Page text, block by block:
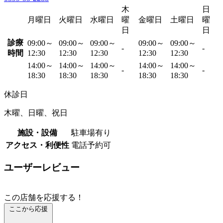
月曜日 火曜日 水曜日
木
曜
日
金曜日 土曜日
日
曜
日
診療
時間
09:00～
12:30
09:00～
12:30
09:00～
12:30
-
09:00～
12:30
09:00～
12:30
-
14:00～
18:30
14:00～
18:30
14:00～
18:30
-
14:00～
18:30
14:00～
18:30
-
休診日
木曜、日曜、祝日
施設・設備
駐車場有り
アクセス・利便性 電話予約可
ユーザーレビュー
この店舗を応援する！
ここから応援